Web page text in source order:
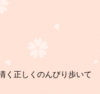
く正しくのんびり歩いて